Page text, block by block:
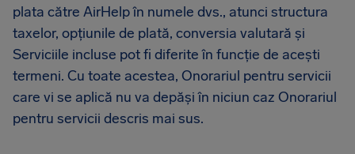
plata către AirHelp în numele dvs., atunci structura
taxelor, opțiunile de plată, conversia valutară și
Serviciile incluse pot fi diferite în funcție de acești
termeni. Cu toate acestea, Onorariul pentru servicii
care vi se aplică nu va depăși în niciun caz Onorariul
pentru servicii descris mai sus.